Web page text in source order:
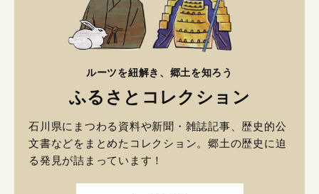
ルーツを紐解き、郷土を知ろう
ふるさとコレクション
石川県にまつわる資料や新聞・雑誌記事、歴史的公
文書などをまとめたコレクション。郷土の歴史に迫
る発見が詰まっています！